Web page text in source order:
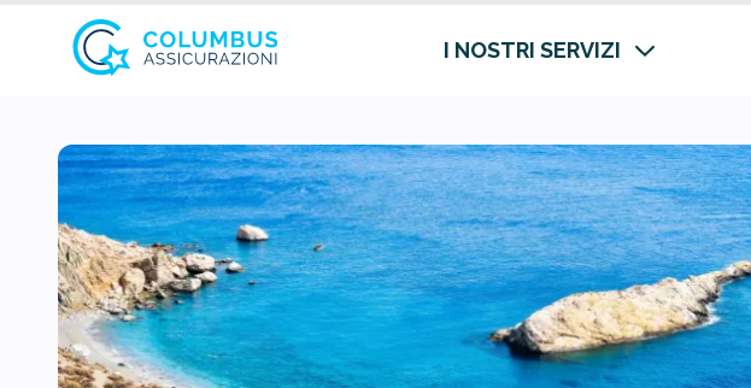
I NOSTRI SERVIZI